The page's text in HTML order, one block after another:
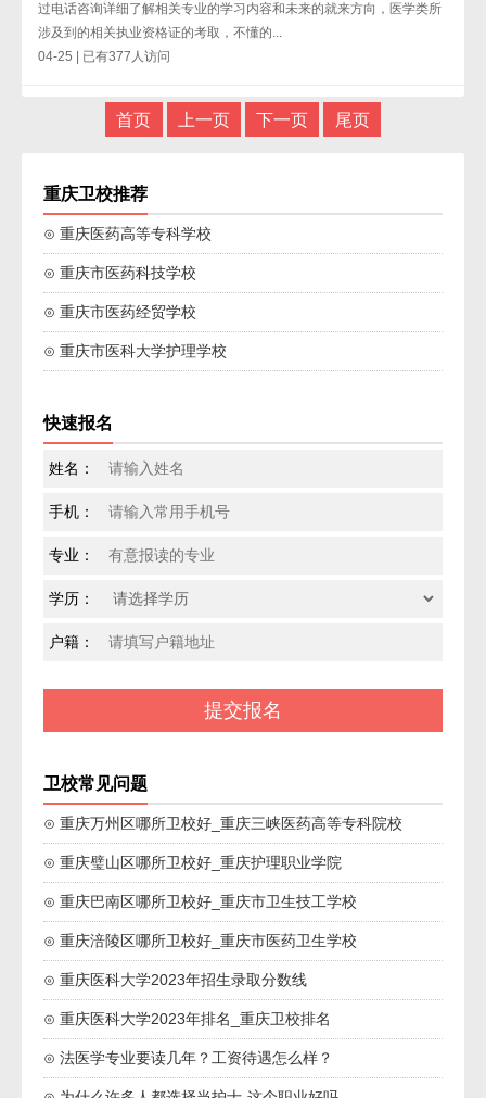
过电话咨询详细了解相关专业的学习内容和未来的就来方向，医学类所
涉及到的相关执业资格证的考取，不懂的...
04-25 | 已有377人访问
首页 上一页 下一页 尾页
重庆卫校推荐
⊙ 重庆医药高等专科学校
⊙ 重庆市医药科技学校
⊙ 重庆市医药经贸学校
⊙ 重庆市医科大学护理学校
快速报名
姓名：
手机：
专业：
学历：
户籍：
卫校常见问题
⊙ 重庆万州区哪所卫校好_重庆三峡医药高等专科院校
⊙ 重庆璧山区哪所卫校好_重庆护理职业学院
⊙ 重庆巴南区哪所卫校好_重庆市卫生技工学校
⊙ 重庆涪陵区哪所卫校好_重庆市医药卫生学校
⊙ 重庆医科大学2023年招生录取分数线
⊙ 重庆医科大学2023年排名_重庆卫校排名
⊙ 法医学专业要读几年？工资待遇怎么样？